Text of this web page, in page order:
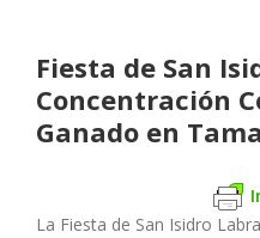
Fiesta de San
Concentración
Ganado en Tama
La Fiesta de San Isidro